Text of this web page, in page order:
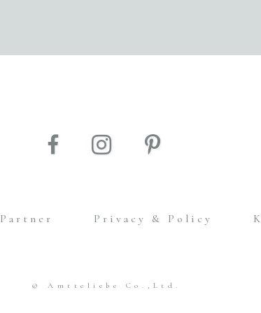
Partner Privacy & Policy
© Amtteliebe Co.,Ltd.